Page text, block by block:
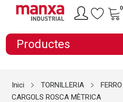
0
Productes
Inici TORNILLERIA
FERRO
CARGOLS ROSCA MÈTRICA